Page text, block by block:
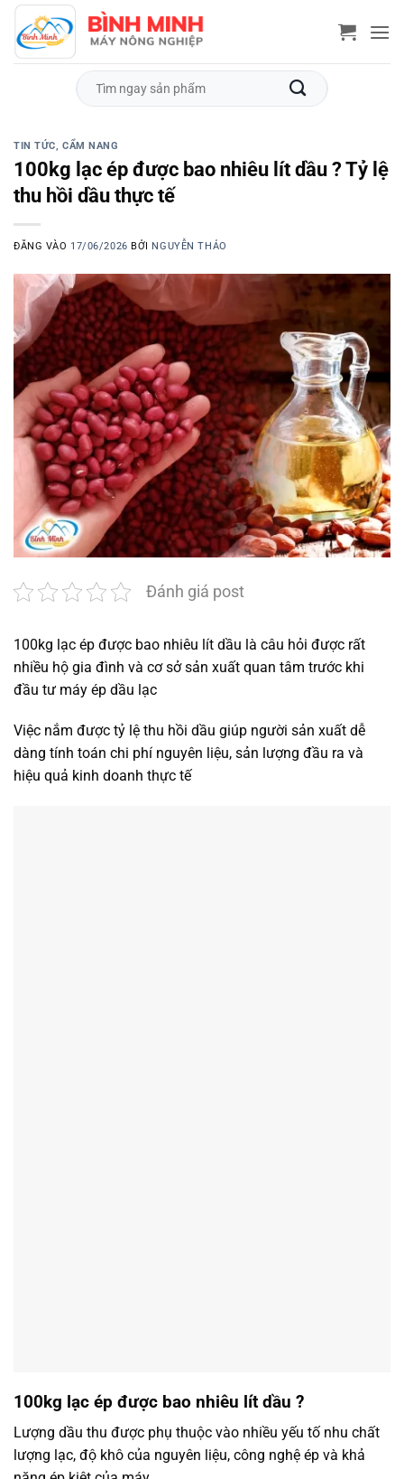
qua
nội
Tìm
TIN TỨC, CẨM NANG
100kg lạc ép được bao nhiêu lít dầu ? Tỷ lệ
thu hồi dầu thực tế
ĐĂNG VÀO 17/06/2026 BỞI NGUYỄN THẢO
Đánh giá post
100kg lạc ép được bao nhiêu lít dầu là câu hỏi được rất
nhiều hộ gia đình và cơ sở sản xuất quan tâm trước khi
đầu tư máy ép dầu lạc
Việc nắm được tỷ lệ thu hồi dầu giúp người sản xuất dễ
dàng tính toán chi phí nguyên liệu, sản lượng đầu ra và
hiệu quả kinh doanh thực tế
100kg lạc ép được bao nhiêu lít dầu ?
Lượng dầu thu được phụ thuộc vào nhiều yếu tố nhu chất
lượng lạc, độ khô của nguyên liệu, công nghệ ép và khả